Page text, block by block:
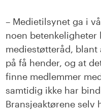
– Medietilsynet ga i
noen
mediestøtteråd, blant
på få hender, og at
finne medlemmer
samtidig ikke har
Bransjeaktørene selv